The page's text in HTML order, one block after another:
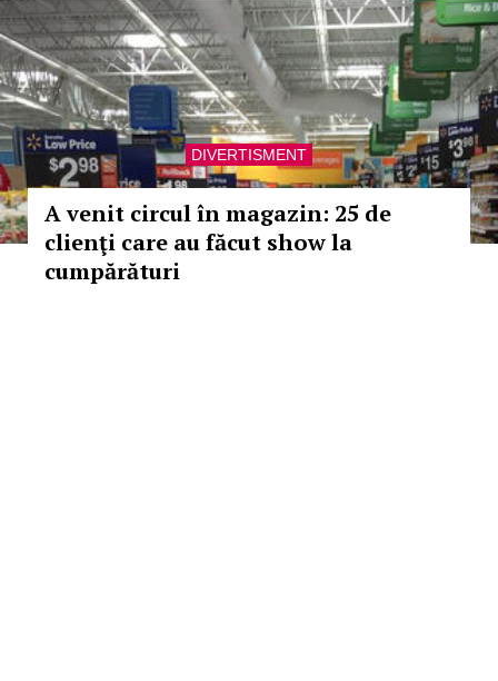
DIVERTISMENT
A venit circul în magazin: 25 de
clienţi care au făcut show la
cumpărături